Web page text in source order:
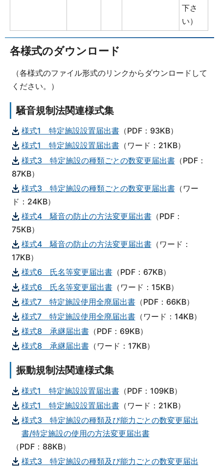
下さ
い）
各様式のダウンロード
（各様式のファイル形式のリンクからダウンロードして
ください。）
騒音規制法関連様式集
様式1 特定施設設置届出書（PDF：93KB）
様式1 特定施設設置届出書（ワード：21KB）
様式3 特定施設の種類ごとの数変更届出書（PDF：
87KB）
様式3 特定施設の種類ごとの数変更届出書（ワー
ド：24KB）
様式4 騒音の防止の方法変更届出書（PDF：
75KB）
様式4 騒音の防止の方法変更届出書（ワード：
17KB）
様式6 氏名等変更届出書（PDF：67KB）
様式6 氏名等変更届出書（ワード：15KB）
様式7 特定施設使用全廃届出書（PDF：66KB）
様式7 特定施設使用全廃届出書（ワード：14KB）
様式8 承継届出書（PDF：69KB）
様式8 承継届出書（ワード：17KB）
振動規制法関連様式集
様式1 特定施設設置届出書（PDF：109KB）
様式1 特定施設設置届出書（ワード：21KB）
様式3 特定施設の種類及び能力ごとの数変更届出
書/特定施設の使用の方法変更届出書
（PDF：88KB）
様式3 特定施設の種類及び能力ごとの数変更届出